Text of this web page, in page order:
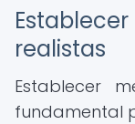
realistas
Establecer
fundamental